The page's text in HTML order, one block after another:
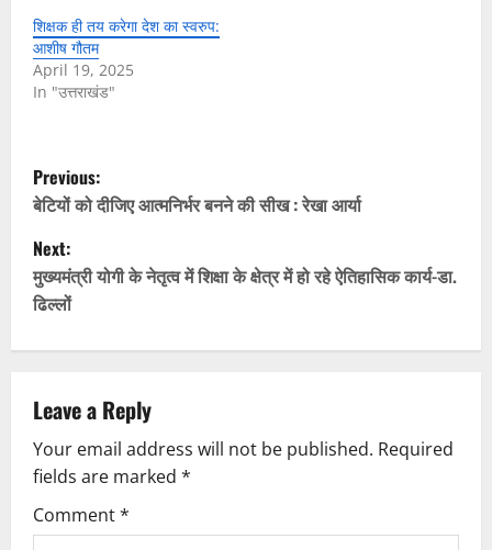
शिक्षक ही तय करेगा देश का स्वरुप:
आशीष गौतम
April 19, 2025
In "उत्तराखंड"
P
o
s
t
n
a
v
i
g
Previous:
बेटियों को दीजिए आत्मनिर्भर बनने की सीख : रेखा आर्या
Next:
मुख्यमंत्री योगी के नेतृत्व में शिक्षा के क्षेत्र में हो रहे ऐतिहासिक कार्य-डा.
ढिल्लों
Leave a Reply
Your email address will not be published. Required
fields are marked *
Comment*